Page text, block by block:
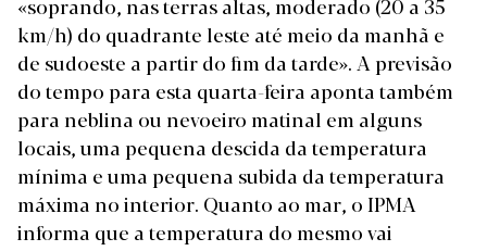
«soprando, nas terras altas, moderado (20 a 35
km/h) do quadrante leste até meio da manhã e
de sudoeste a partir do fim da tarde». A previsão
do tempo para esta quarta-feira aponta também
para neblina ou nevoeiro matinal em alguns
locais, uma pequena descida da temperatura
mínima e uma pequena subida da temperatura
máxima no interior. Quanto ao mar, o IPMA
informa que a temperatura do mesmo vai